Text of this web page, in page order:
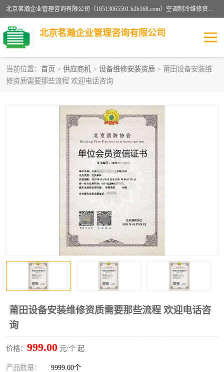
北京茗瀚企业管理咨询有限公司（18513065501.b2b168.com）空调制冷维修资质,油烟管道清洗资质,清洗行业资质公司秉承“顾客至上，锐意进缺的经营理念，我们提供高质量的产品，坚持“客户”的原则为广大客户提供贴心服务。如果你对公司的产品感兴趣，可以联系高经理，我们会用好的产品和服务让您满意。
北京茗瀚企业管理咨询有限公司
当前位置： 首页 > 供应商机 > 设备维修安装资质 > 莆田设备安装维
修资质需要那些流程 欢迎电话咨询
莆田设备安装维修资质需要那些流程 欢迎电话咨
询
价格： 999.00 元/个 起
产品数量： 9999.00个
烟道清洗资质
认证服务
防爆电气维修安装资质 空调制冷维修安装资质
矿用设备检修资质